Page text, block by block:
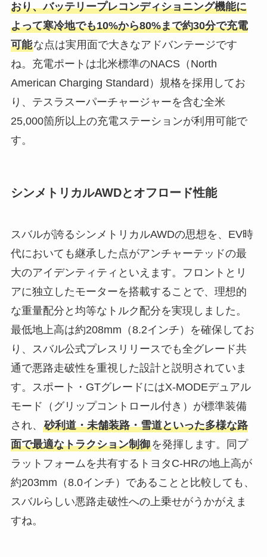
おり、バッテリープレコンディショニング機能に
よって寒冷地でも10%から80%まで約30分で充電
可能な点は実用面で大きなアドバンテージです
ね。充電ポートは北米標準のNACS（North
American Charging Standard）規格を採用してお
り、テスラスーパーチャージャーを含む全米
25,000箇所以上の充電ステーションが利用可能で
す。
シンメトリカルAWDとオフロード性能
スバルが誇るシンメトリカルAWDの思想を、EV時
代においても継承した点がアンチャーテッドの最
大のアイデンティティといえます。フロントとリ
アに独立したモーターを搭載することで、理想的
な重量配分と均等なトルク配分を実現しました。
最低地上高は約208mm（8.2インチ）を確保してお
り、スバル公式プレスリリースでも全グレード共
通で悪路走破性を重視した設計と説明されていま
す。スポート・GTグレードにはX-MODEデュアル
モード（グリップコントロール付き）が標準装備
され、 砂利道・未舗装路・雪道といった多様な路
面で最適なトラクション制御を発揮します。同プ
ラットフォームを共有するトヨタC-HRの地上高が
約203mm（8.0インチ）であることと比較しても、
スバルらしい悪路走破性への上乗せがうかがえま
すね。